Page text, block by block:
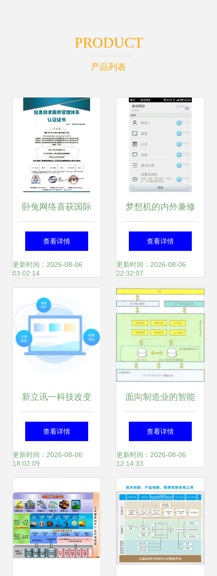
PRODUCT
产品列表
卧兔网络喜获国际
双认证，筑基信息
安全磐石，领航营
查看详情
更新时间：2026-08-06
03:02:14
梦想机的内外兼修
魅族MX软件系统
体验与信息系统集
成服务解析
查看详情
更新时间：2026-08-06
22:32:07
新立讯一科技改变
未来
查看详情
更新时间：2026-08-06
18:02:09
面向制造业的智能
工厂解决方案与信
息系统集成服务
查看详情
更新时间：2026-08-06
12:14:33